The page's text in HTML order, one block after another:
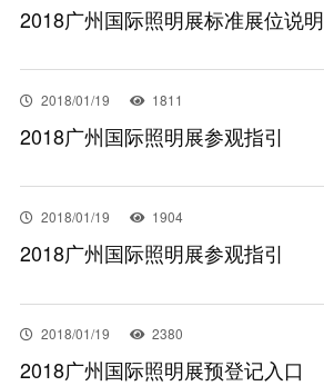
2018广州国际照明展标准展位说明
2018/01/19 1811
2018广州国际照明展参观指引
2018/01/19 1904
2018广州国际照明展参观指引
2018/01/19 2380
2018广州国际照明展预登记入口